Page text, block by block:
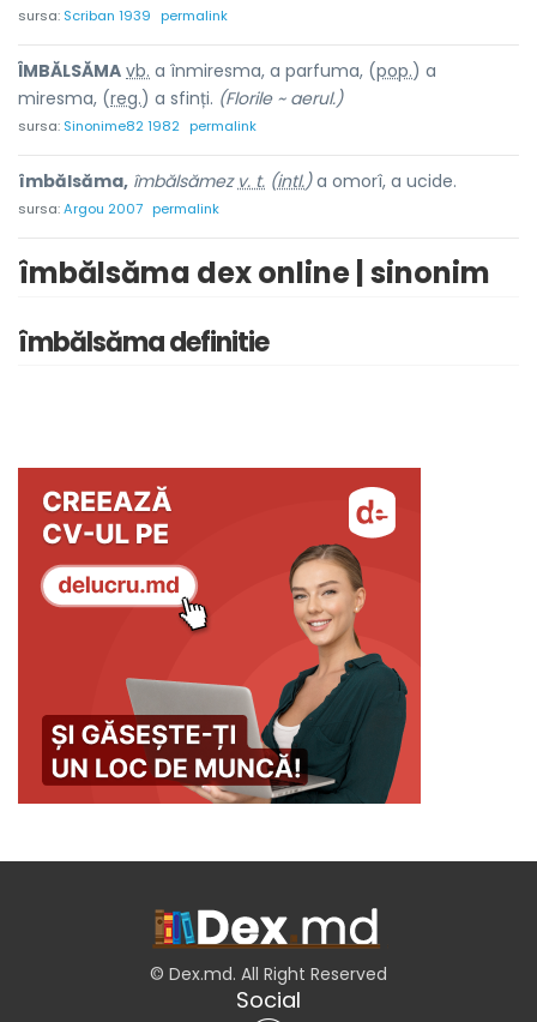
sursa: Scriban 1939 permalink
ÎMBĂLSĂMA vb. a înmiresma, a parfuma, (pop.) a
miresma, (reg.) a sfinți. (Florile ~ aerul.)
sursa: Sinonime82 1982 permalink
îmbălsăma, îmbălsămezv. t. (intl.)a omorî, a ucide.
sursa:Argou 2007 permalink
îmbălsăma dex online | sinonim
îmbălsăma definitie
© Dex.md. All Right Reserved
Social